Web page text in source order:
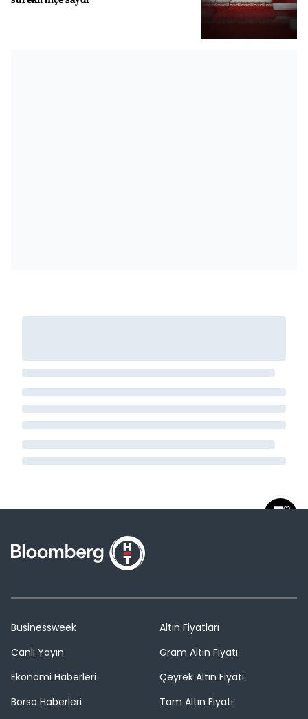
Businessweek
Canlı Yayın
Ekonomi Haberleri
Borsa Haberleri
Altın Fiyatları
Gram Altın Fiyatı
Çeyrek Altın Fiyatı
Tam Altın Fiyatı